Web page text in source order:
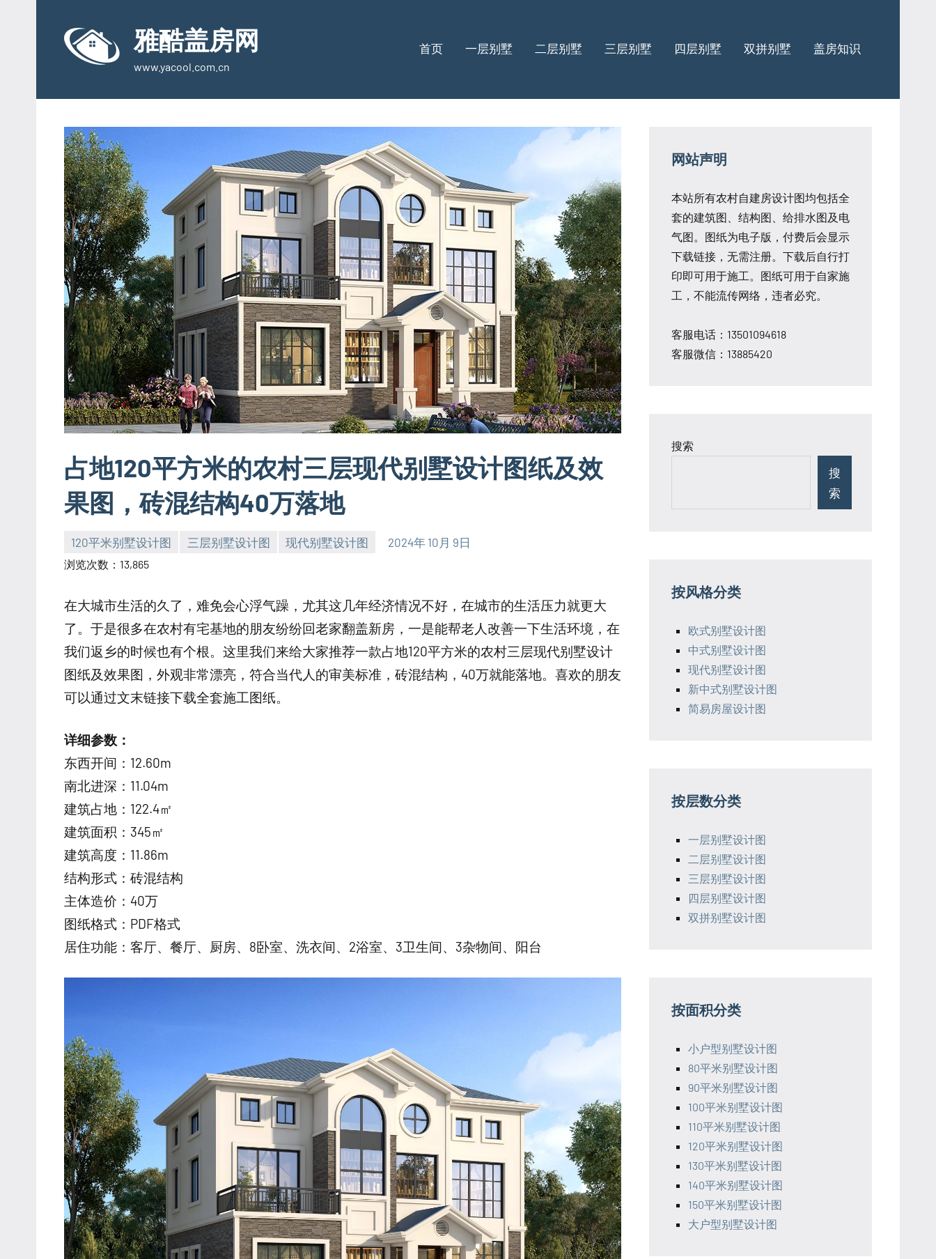
content
雅酷盖房网
www.yacool.com.cn
首页 一层别墅 二层别墅 三层别墅 四层别墅 双拼别墅 盖房知识
占地120平方米的农村三层现代别墅设计图纸及效
果图，砖混结构40万落地
120平米别墅设计图 三层别墅设计图 现代别墅设计图 2024年 10月 9日
yacool
浏览次数：13,865
在大城市生活的久了，难免会心浮气躁，尤其这几年经济情况不好，在城市的生活压力就更大
了。于是很多在农村有宅基地的朋友纷纷回老家翻盖新房，一是能帮老人改善一下生活环境，在
我们返乡的时候也有个根。这里我们来给大家推荐一款占地120平方米的农村三层现代别墅设计
图纸及效果图，外观非常漂亮，符合当代人的审美标准，砖混结构，40万就能落地。喜欢的朋友
可以通过文末链接下载全套施工图纸。
详细参数：
东西开间：12.60m
南北进深：11.04m
建筑占地：122.4㎡
建筑面积：345㎡
建筑高度：11.86m
结构形式：砖混结构
主体造价：40万
图纸格式：PDF格式
居住功能：客厅、餐厅、厨房、8卧室、洗衣间、2浴室、3卫生间、3杂物间、阳台
网站声明
本站所有农村自建房设计图均包括全
套的建筑图、结构图、给排水图及电
气图。图纸为电子版，付费后会显示
下载链接，无需注册。下载后自行打
印即可用于施工。图纸可用于自家施
工，不能流传网络，违者必究。
客服电话：13501094618
客服微信：13885420
搜索
搜
索
按风格分类
欧式别墅设计图
中式别墅设计图
现代别墅设计图
新中式别墅设计图
简易房屋设计图
按层数分类
一层别墅设计图
二层别墅设计图
三层别墅设计图
四层别墅设计图
双拼别墅设计图
按面积分类
小户型别墅设计图
80平米别墅设计图
90平米别墅设计图
100平米别墅设计图
110平米别墅设计图
120平米别墅设计图
130平米别墅设计图
140平米别墅设计图
150平米别墅设计图
大户型别墅设计图